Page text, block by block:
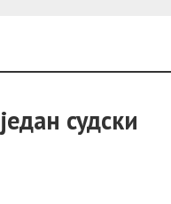
судски